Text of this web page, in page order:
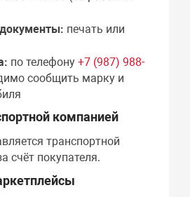
печать или
по телефону+7 (987) 988-
сообщить марку и
компанией
транспортной
счёт покупателя.